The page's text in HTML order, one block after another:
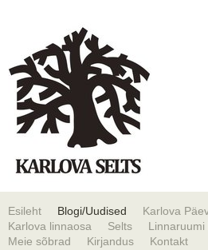
Esileht Blogi/Uudised
Karlova
Karlova linnaosa
Selts
Linnaruumi
Meie sõbrad
Kirjandus Kontakt